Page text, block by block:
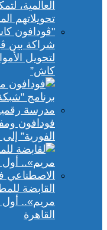
كاش”
فودافون
الفورية” إلى 70 مدرسة رقمية في مصر
القابضة
مريم»..
القاهرة